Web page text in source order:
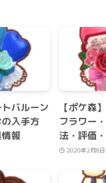
トバルーン
入手方
報
【ポケ森
フラワー
法・評価
2020年2月8日